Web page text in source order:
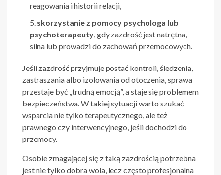
reagowania i historii relacji,
skorzystanie z pomocy psychologa lub
psychoterapeuty , gdy zazdrość jest natrętna,
silna lub prowadzi do zachowań przemocowych.
Jeśli zazdrość przyjmuje postać kontroli, śledzenia,
zastraszania albo izolowania od otoczenia, sprawa
przestaje być „trudną emocją”, a staje się problemem
bezpieczeństwa. W takiej sytuacji warto szukać
wsparcia nie tylko terapeutycznego, ale też
prawnego czy interwencyjnego, jeśli dochodzi do
przemocy.
Osobie zmagającej się z taką zazdrością potrzebna
jest nie tylko dobra wola, lecz często profesjonalna